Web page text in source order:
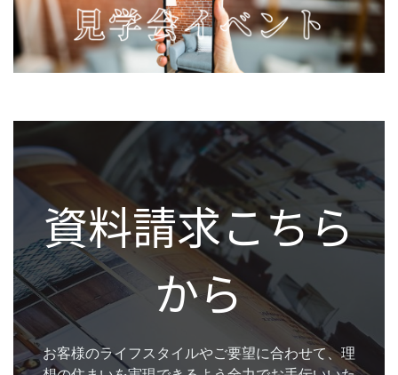
資料請求こちら
から
お客様のライフスタイルやご要望に合わせて、理